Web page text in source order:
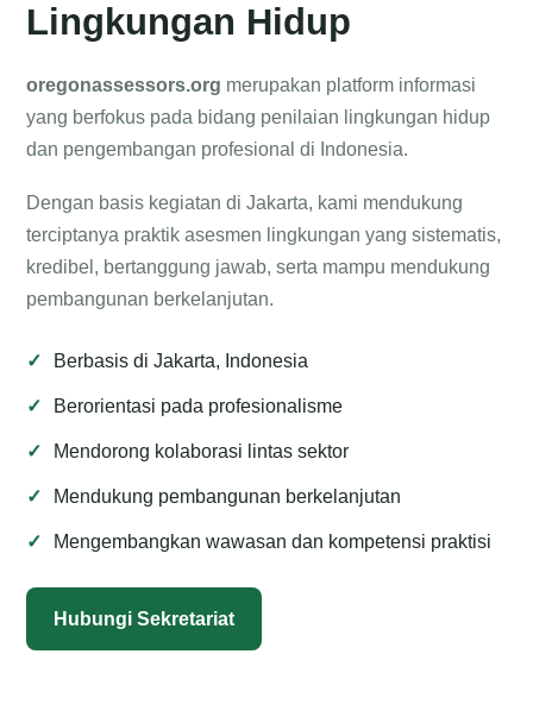
Lingkungan Hidup
oregonassessors.org merupakan platform informasi
yang berfokus pada bidang penilaian lingkungan hidup
dan pengembangan profesional di Indonesia.
Dengan basis kegiatan di Jakarta, kami mendukung
terciptanya praktik asesmen lingkungan yang sistematis,
kredibel, bertanggung jawab, serta mampu mendukung
pembangunan berkelanjutan.
Berbasis di Jakarta, Indonesia
Berorientasi pada profesionalisme
Mendorong kolaborasi lintas sektor
Mendukung pembangunan berkelanjutan
Mengembangkan wawasan dan kompetensi praktisi
Hubungi Sekretariat